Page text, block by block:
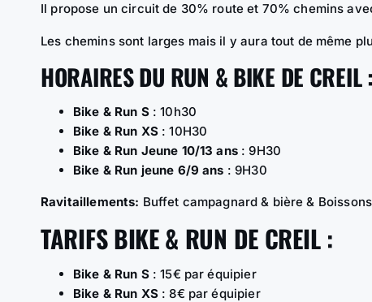
Il propose un circuit de 30% route et 70% chemins
Les chemins sont larges mais il y aura tout de même
HORAIRES DU RUN & BIKE DE CREIL :
Bike & Run S: 10h30
Bike & Run XS: 10H30
Bike & Run Jeune 10/13 ans: 9H30
Bike & Run jeune 6/9 ans : 9H30
Ravitaillements: Buffet campagnard & bière &
TARIFS BIKE & RUN DE CREIL :
Bike & Run S: 15€ par équipier
Bike & Run XS: 8€ par équipier